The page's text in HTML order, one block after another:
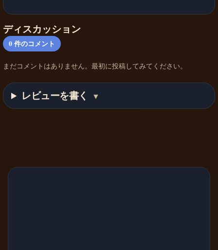
ディスカッション
0件のコメント
まだコメントはありません。最初に投稿してみてください。
レビューを書く ▼